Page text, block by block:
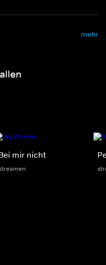
mehr
mir nicht